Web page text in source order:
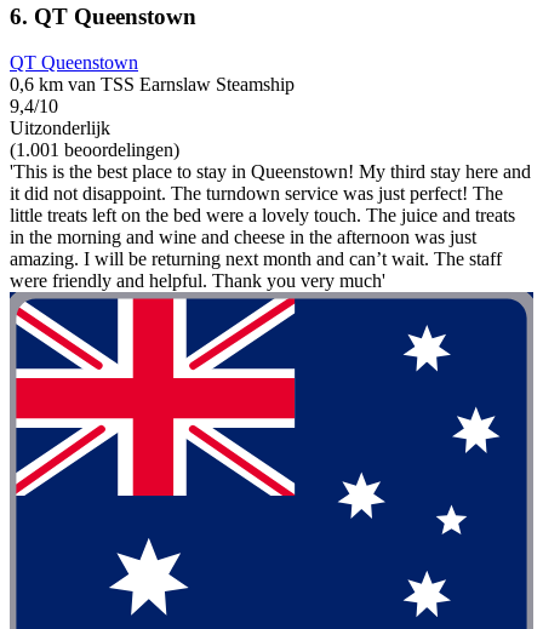
6. QT Queenstown
QT Queenstown
0,6 km van TSS Earnslaw Steamship
9,4/10
Uitzonderlijk
(1.001 beoordelingen)
'This is the best place to stay in Queenstown! My third stay here and
it did not disappoint. The turndown service was just perfect! The
little treats left on the bed were a lovely touch. The juice and treats
in the morning and wine and cheese in the afternoon was just
amazing. I will be returning next month and can’t wait. The staff
were friendly and helpful. Thank you very much'